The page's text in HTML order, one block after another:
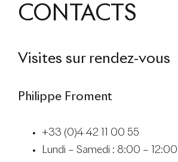
CONTACTS
Visites sur rendez-vous
Philippe Froment
+33 (0)4 42 11 00 55
Lundi – Samedi : 8:00 –